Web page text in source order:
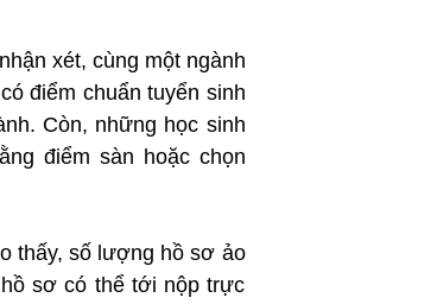
xét, cùng một ngành
điểm chuẩn tuyển sinh
Còn, những học sinh
điểm sàn hoặc chọn
thấy, số lượng hồ sơ ảo
sơ có thể tới nộp trực